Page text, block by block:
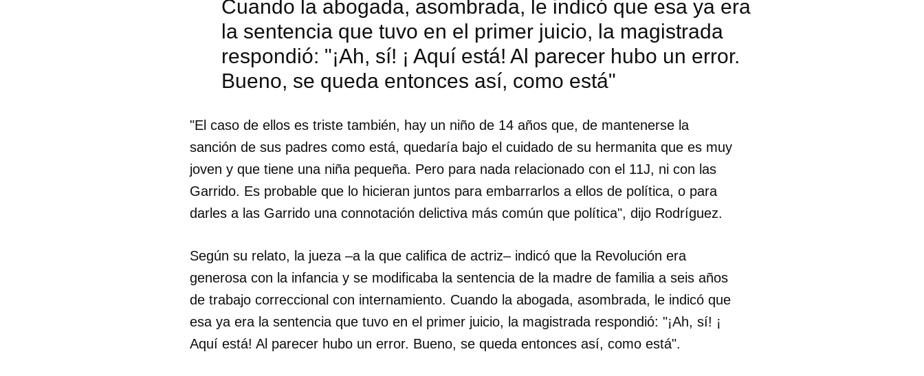
Para poder guardar como favorito, primero has de iniciar sesión con tu
cuenta de 14ymedio.
INICIAR SESIÓN CANCELAR
Cuando la abogada, asombrada, le indicó que esa ya era
la sentencia que tuvo en el primer juicio, la magistrada
respondió: "¡Ah, sí! ¡ Aquí está! Al parecer hubo un error.
Bueno, se queda entonces así, como está"
"El caso de ellos es triste también, hay un niño de 14 años que, de mantenerse la
sanción de sus padres como está, quedaría bajo el cuidado de su hermanita que es muy
joven y que tiene una niña pequeña. Pero para nada relacionado con el 11J, ni con las
Garrido. Es probable que lo hicieran juntos para embarrarlos a ellos de política, o para
darles a las Garrido una connotación delictiva más común que política", dijo Rodríguez.
Según su relato, la jueza –a la que califica de actriz– indicó que la Revolución era
generosa con la infancia y se modificaba la sentencia de la madre de familia a seis años
de trabajo correccional con internamiento. Cuando la abogada, asombrada, le indicó que
esa ya era la sentencia que tuvo en el primer juicio, la magistrada respondió: "¡Ah, sí! ¡
Aquí está! Al parecer hubo un error. Bueno, se queda entonces así, como está".